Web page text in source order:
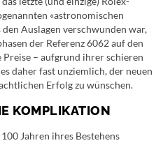
«astronomischen
Auslagen verschwunden war,
der Referenz 6062 auf den
– aufgrund ihrer schieren
daher fast unziemlich, der neuen
Erfolg zu wünschen.
KOMPLIKATION
Jahren ihres Bestehens